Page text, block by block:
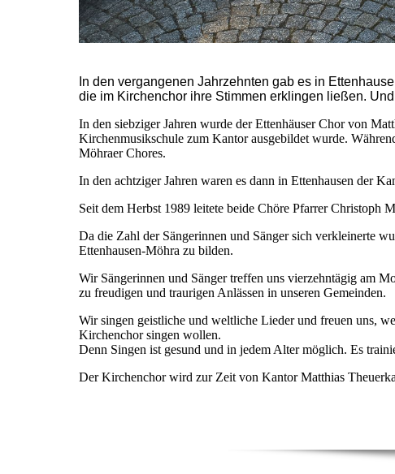
In den vergangenen Jahrzehnten gab es in
die im Kirchenchor ihre Stimmen erklingen ließen.
In den siebziger Jahren wurde der Ettenhäuser Chor von
Kirchenmusikschule zum Kantor ausgebildet wurde.
Möhraer Chores.
In den achtziger Jahren waren es dann in Ettenhausen der
Seit dem Herbst 1989 leitete beide Chöre Pfarrer Christoph
Da die Zahl der Sängerinnen und Sänger sich verkleinerte
Ettenhausen-Möhra zu bilden.
Wir Sängerinnen und Sänger treffen uns vierzehntägig am
zu freudigen und traurigen Anlässen in unseren Gemeinden.
Wir singen geistliche und weltliche Lieder und freuen uns,
Kirchenchor singen wollen.
Denn Singen ist gesund und in jedem Alter möglich. Es
Der Kirchenchor wird zur Zeit von Kantor Matthias